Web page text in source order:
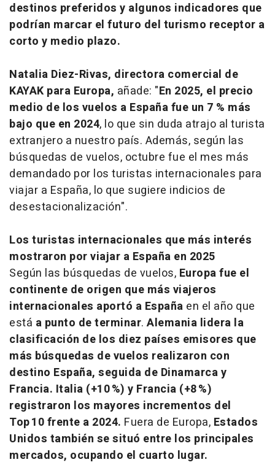
destinos preferidos y algunos indicadores que
podrían marcar el futuro del turismo receptor a
corto y medio plazo.
Natalia Diez-Rivas, directora comercial de
KAYAK para Europa, añade: "En 2025, el precio
medio de los vuelos a España fue un 7 % más
bajo que en 2024, lo que sin duda atrajo al turista
extranjero a nuestro país. Además, según las
búsquedas de vuelos, octubre fue el mes más
demandado por los turistas internacionales para
viajar a España, lo que sugiere indicios de
desestacionalización".
Los turistas internacionales que más interés
mostraron por viajar a España en 2025
Según las búsquedas de vuelos, Europa fue el
continente de origen que más viajeros
internacionales aportó a España en el año que
está a punto de terminar. Alemania lidera la
clasificación de los diez países emisores que
más búsquedas de vuelos realizaron con
destino España, seguida de Dinamarca y
Francia. Italia (+10 %) y Francia (+8 %)
registraron los mayores incrementos del
Top 10 frente a 2024. Fuera de Europa, Estados
Unidos también se situó entre los principales
mercados, ocupando el cuarto lugar.